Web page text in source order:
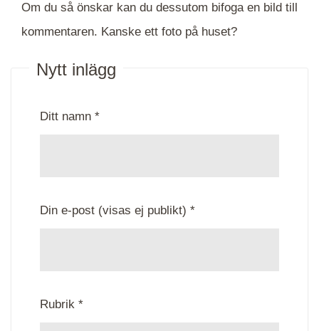
Om du så önskar kan du dessutom bifoga en bild till
kommentaren. Kanske ett foto på huset?
Nytt inlägg
Ditt namn *
Din e-post (visas ej publikt) *
Rubrik *